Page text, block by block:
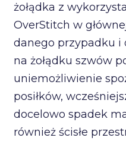
żołądka z
OverStitch w
danego przypadku i
na żołądku szwów
uniemożliwienie
posiłków,
docelowo spadek
również ścisłe